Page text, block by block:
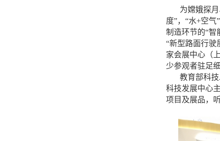
为嫦娥探
度”，“水+空气
制造环节的“智
“新型路面行
家会展中心（
少参观者驻足
教育部科
科技发展中心
项目及展品，